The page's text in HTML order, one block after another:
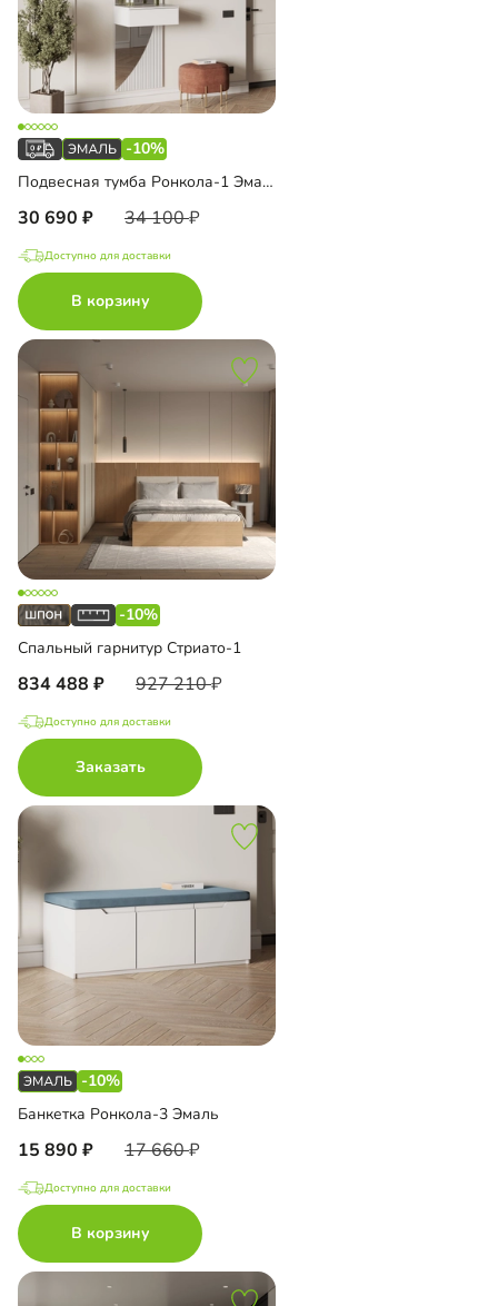
-10%
Подвесная тумба Ронкола-1 Эмаль с зеркалом
30 690 34 100
Доступно для доставки
В корзину
-10%
Спальный гарнитур Стриато-1
834 488 927 210
Доступно для доставки
Заказать
-10%
Банкетка Ронкола-3 Эмаль
15 890 17 660
Доступно для доставки
В корзину